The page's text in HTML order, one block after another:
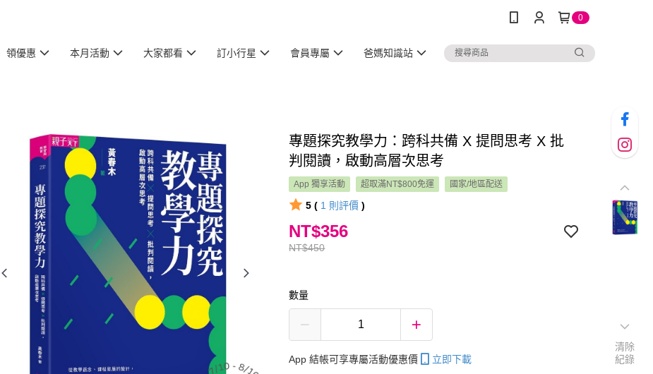
0
領優惠 本月活動 大家都看 訂小行星 會員專屬 爸媽知識站
專題探究教學力：跨科共備 X 提問思考 X 批
判閱讀，啟動高層次思考
App 獨享活動 超取滿NT$800免運 國家/地區配送
5 ( 1 則評價 )
NT$450
NT$356
數量
App 結帳可享專屬活動優惠價 立即下載
清除
紀錄